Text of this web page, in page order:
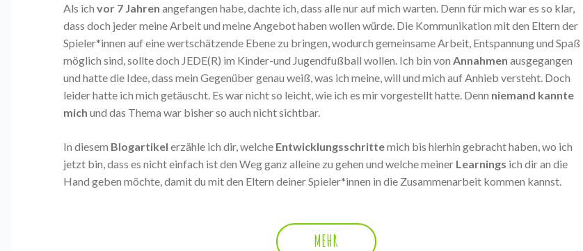
Als ich vor 7 Jahren angefangen habe, dachte ich, dass alle nur auf mich warten. Denn für mich war es so klar,
dass doch jeder meine Arbeit und meine Angebot haben wollen würde. Die Kommunikation mit den Eltern der
Spieler*innen auf eine wertschätzende Ebene zu bringen, wodurch gemeinsame Arbeit, Entspannung und Spaß
möglich sind, sollte doch JEDE(R) im Kinder-und Jugendfußball wollen. Ich bin von Annahmen ausgegangen
und hatte die Idee, dass mein Gegenüber genau weiß, was ich meine, will und mich auf Anhieb versteht. Doch
leider hatte ich mich getäuscht. Es war nicht so leicht, wie ich es mir vorgestellt hatte. Denn niemand kannte
mich und das Thema war bisher so auch nicht sichtbar.
In diesem Blogartikel erzähle ich dir, welche Entwicklungsschrittemich bis hierhin gebracht haben, wo ich
jetzt bin, dass es nicht einfach ist den Weg ganz alleine zu gehen und welche meiner Learnings ich dir an die
Hand geben möchte, damit du mit den Eltern deiner Spieler*innen in die Zusammenarbeit kommen kannst.
MEHR